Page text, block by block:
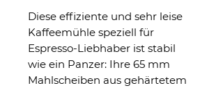
Diese effiziente und sehr leise
Kaffeemühle speziell für
Espresso-Liebhaber ist stabil
wie ein Panzer: Ihre 65 mm
Mahlscheiben aus gehärtetem